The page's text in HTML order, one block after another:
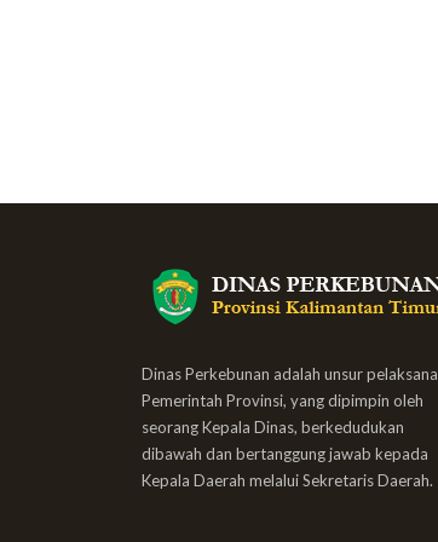
Dinas Perkebunan adalah unsur pelaksana
Pemerintah Provinsi, yang dipimpin oleh
seorang Kepala Dinas, berkedudukan
dibawah dan bertanggung jawab kepada
Kepala Daerah melalui Sekretaris Daerah.